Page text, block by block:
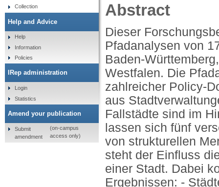
Abstract
Dieser
Pfadanalysen von
Baden-
Westfalen. Die
zahlreicher Policy-
aus
Fallstädte sind im
lassen sich fünf
von strukturellen
steht der Einfluss
einer Stadt. Dabei
Ergebnissen: -
Collection
Help and Advice
Help
Information
Policies
IRep administration
Login
Statistics
Amend your publication
Submit
amendment
(on-campus
access only)